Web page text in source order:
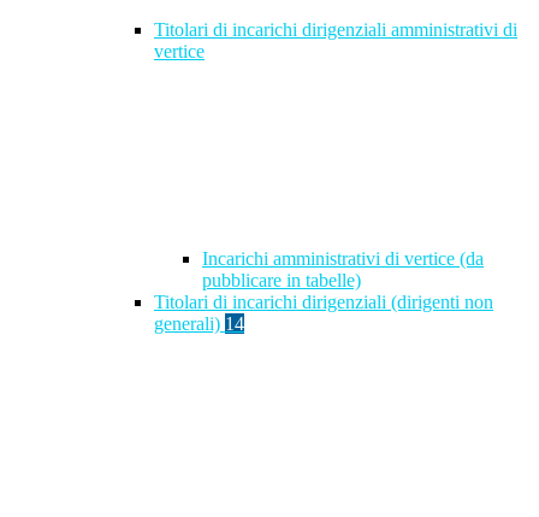
Titolari di incarichi dirigenziali amministrativi di
vertice
Incarichi amministrativi di vertice (da
pubblicare in tabelle)
Titolari di incarichi dirigenziali (dirigenti non
generali) 14